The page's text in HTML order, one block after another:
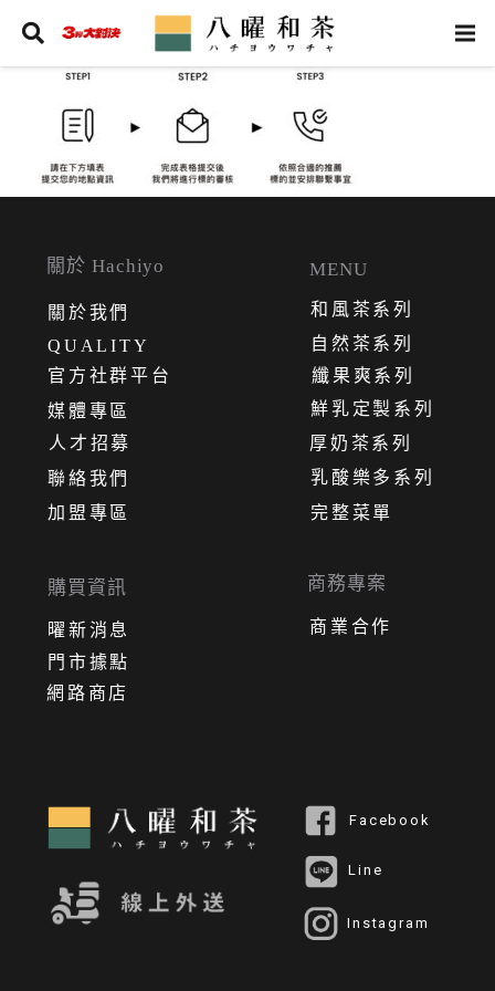
Facebook
人才招募
Instagram
關於 Hachiyo
關 於我們
QUALITY
官方社群平台
媒體專區
Line
網路商店
門市據點
曜新消息
購買資訊
聯絡我們
加盟專區
商務專案
商業合作
乳酸樂多系列
厚奶茶系列
鮮乳定製系列
纖果爽系列
自然茶系列
和風茶系列
MENU
完整菜單